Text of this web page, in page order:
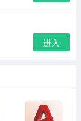
本。
pdf文件。
。
进入